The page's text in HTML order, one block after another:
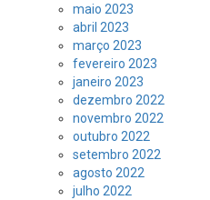
maio 2023
abril 2023
março 2023
fevereiro 2023
janeiro 2023
dezembro 2022
novembro 2022
outubro 2022
setembro 2022
agosto 2022
julho 2022